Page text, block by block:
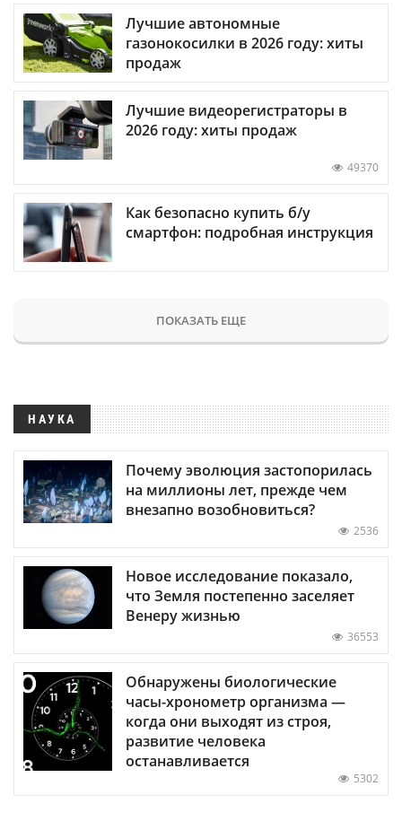
Лучшие автономные
газонокосилки в 2026 году: хиты
продаж
Лучшие видеорегистраторы в
2026 году: хиты продаж
49370
Как безопасно купить б/у
смартфон: подробная инструкция
ПОКАЗАТЬ ЕЩЕ
НАУКА
Почему эволюция застопорилась
на миллионы лет, прежде чем
внезапно возобновиться?
2536
Новое исследование показало,
что Земля постепенно заселяет
Венеру жизнью
36553
Обнаружены биологические
часы-хронометр организма —
когда они выходят из строя,
развитие человека
останавливается
5302